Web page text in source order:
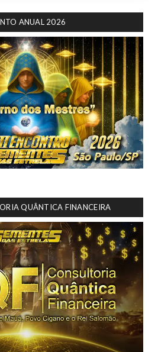
ANUAL 2026
QUÂNTICA FINANCEIRA